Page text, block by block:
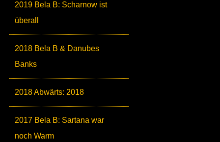
2019 Bela B: Scharnow ist
überall
2018 Bela B & Danubes
Banks
2018 Abwärts: 2018
2017 Bela B: Sartana war
noch Warm